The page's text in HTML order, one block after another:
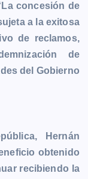
concesión de
a la exitosa
de reclamos,
de
del Gobierno
Hernán
obtenido
recibiendo la